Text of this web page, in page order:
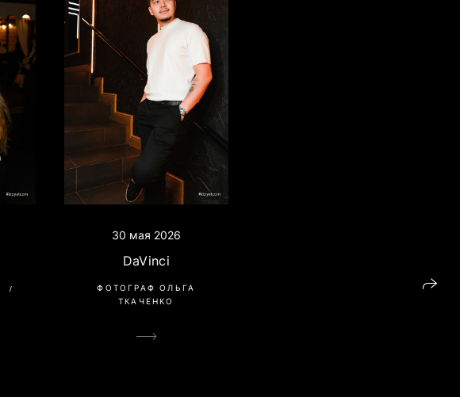
30 мая 2026
DaVinci
ФОТОГРАФ ОЛЬГА
ТКАЧЕНКО